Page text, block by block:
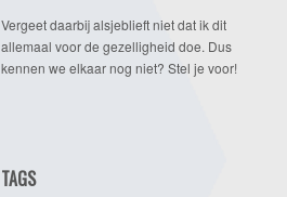
Vergeet daarbij alsjeblieft niet dat ik dit
allemaal voor de gezelligheid doe. Dus
kennen we elkaar nog niet? Stel je voor!
TAGS